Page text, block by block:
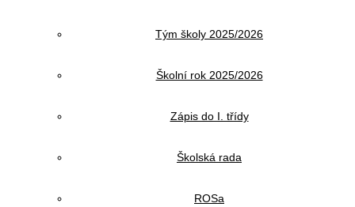
Tým školy 2025/2026
Školní rok 2025/2026
Zápis do I. třídy
Školská rada
ROSa